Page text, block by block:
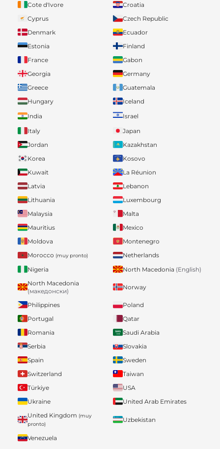
Cote d'Ivore
Croatia
Cyprus
Czech Republic
Denmark
Ecuador
Estonia
Finland
France
Gabon
Georgia
Germany
Greece
Guatemala
Hungary
Iceland
India
Israel
Italy
Japan
Jordan
Kazakhstan
Korea
Kosovo
Kuwait
La Réunion
Latvia
Lebanon
Lithuania
Luxembourg
Malaysia
Malta
Mauritius
Mexico
Moldova
Montenegro
Morocco (muy pronto)
Netherlands
Nigeria
North Macedonia (English)
North Macedonia
(македонски)
Norway
Philippines
Poland
Portugal
Qatar
Romania
Saudi Arabia
Serbia
Slovakia
Spain
Sweden
Switzerland
Taiwan
Türkiye
USA
Ukraine
United Arab Emirates
United Kingdom (muy
pronto)
Uzbekistan
Venezuela